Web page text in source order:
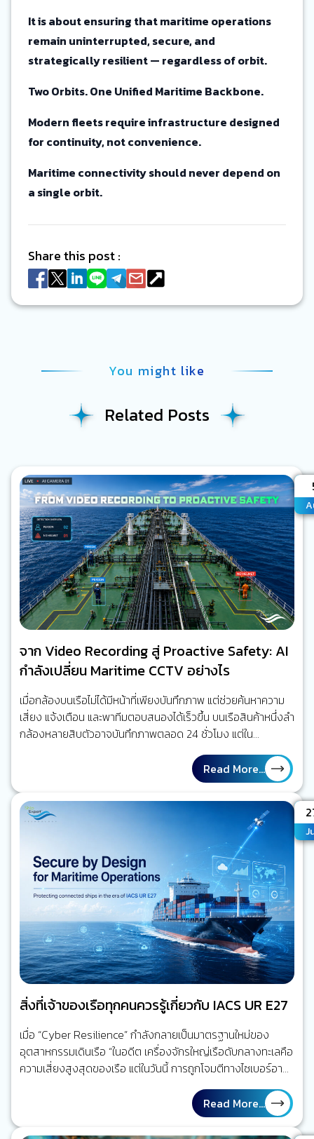
It is about ensuring that maritime operations
remain uninterrupted, secure, and
strategically resilient — regardless of orbit.
Two Orbits. One Unified Maritime Backbone.
Modern fleets require infrastructure designed
for continuity, not convenience.
Maritime connectivity should never depend on
a single orbit.
Share this post :
You might like
Related Posts
จาก Video Recording สู่ Proactive Safety: AI
กำลังเปลี่ยน Maritime CCTV อย่างไร
เมื่อกล้องบนเรือไม่ได้มีหน้าที่เพียงบันทึกภาพ แต่ช่วยค้นหาความ
เสี่ยง แจ้งเตือน และพาทีมตอบสนองได้เร็วขึ้น บนเรือสินค้าหนึ่งลำ
กล้องหลายสิบตัวอาจบันทึกภาพตลอด 24 ชั่วโมง แต่ใน
สถานการณ์จริง ไม่มีใครสามารถเฝ้าดูทุกจอพร้อมกันได้ตลอด
เวลา เมื่อเกิดเหตุ ผู้ปฏิบัติงานจึงมักย้อนกลับไปค้นหาวิดีโอเพื่อหา
คำตอบว่าเกิดอะไรขึ้น มากกว่า การได้รับการเตือนในขณะที่ความ
เสี่ยงกำลังก่อตัว ใจความสำคัญ คุณค่าของ Maritime AI
CCTV ไม่ได้อยู่ที่การมีกล้องมากขึ้น แต่อยู่ที่การลดเวลาจาก
“เหตุการณ์ที่จะเกิดขึ้น” ไปสู่ “คนที่เกี่ยวข้องรับรู้ได้เร็วขึ้นและรีบ
ลงมือจัดการ” ความเสี่ยงนั้น นี่คือจุดเปลี่ยนจาก Video
Recording…
Read More...
สิ่งที่เจ้าของเรือทุกคนควรรู้เกี่ยวกับ IACS UR E27
เมื่อ “Cyber Resilience” กำลังกลายเป็นมาตรฐานใหม่ของ
อุตสาหกรรมเดินเรือ “ในอดีต เครื่องจักรใหญ่เรือดับกลางทะเลคือ
ความเสี่ยงสูงสุดของเรือ แต่ในวันนี้ การถูกโจมตีทางไซเบอร์อาจ
สร้างผลกระทบได้ไม่ต่างกัน” โลกของการเดินเรือกำลังเปลี่ยนไป
ลองย้อนกลับไปเมื่อ 20 ปีก่อน ระบบส่วนใหญ่บนเรือทำงานแยก
จากกันแทบทั้งหมด เครื่องจักรใหญ่ทำงานของมัน ระบบเดินเรือ
ทำงานของมัน ระบบสื่อสารก็เป็นอีกระบบหนึ่ง การเชื่อมต่อกับฝั่ง
Read More...